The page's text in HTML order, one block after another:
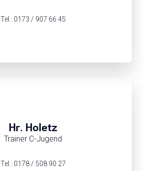
Tel.: 0173 / 907 66 45
Hr. Holetz
Trainer C-Jugend
Tel.: 0178 / 508 90 27